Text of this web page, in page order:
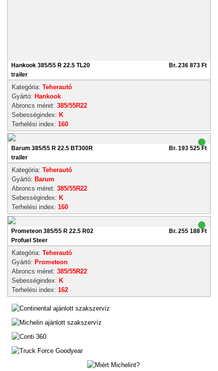
Hankook 385/55 R 22.5 TL20
trailer
Br. 236 873 Ft
Kategória: Teherautó
Gyártó: Hankook
Abroncs méret: 385/55R22
Sebességindex: K
Terhelési index: 160
Barum 385/55 R 22.5 BT300R
trailer
Br. 193 525 Ft
Kategória: Teherautó
Gyártó: Barum
Abroncs méret: 385/55R22
Sebességindex: K
Terhelési index: 160
Prometeon 385/55 R 22.5 R02
Profuel Steer
Br. 255 188 Ft
Kategória: Teherautó
Gyártó: Prometeon
Abroncs méret: 385/55R22
Sebességindex: K
Terhelési index: 162